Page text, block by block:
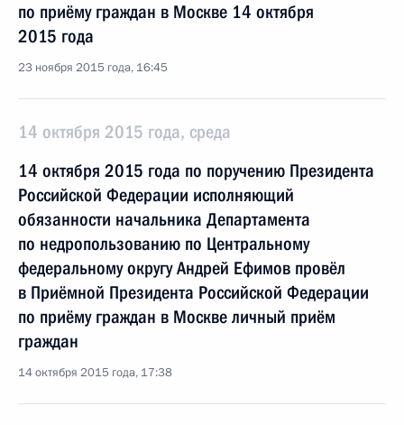
по приёму граждан в Москве 14 октября
2015 года
23 ноября 2015 года, 16:45
14 октября 2015 года, среда
14 октября 2015 года по поручению Президента
Российской Федерации исполняющий
обязанности начальника Департамента
по недропользованию по Центральному
федеральному округу Андрей Ефимов провёл
в Приёмной Президента Российской Федерации
по приёму граждан в Москве личный приём
граждан
14 октября 2015 года, 17:38